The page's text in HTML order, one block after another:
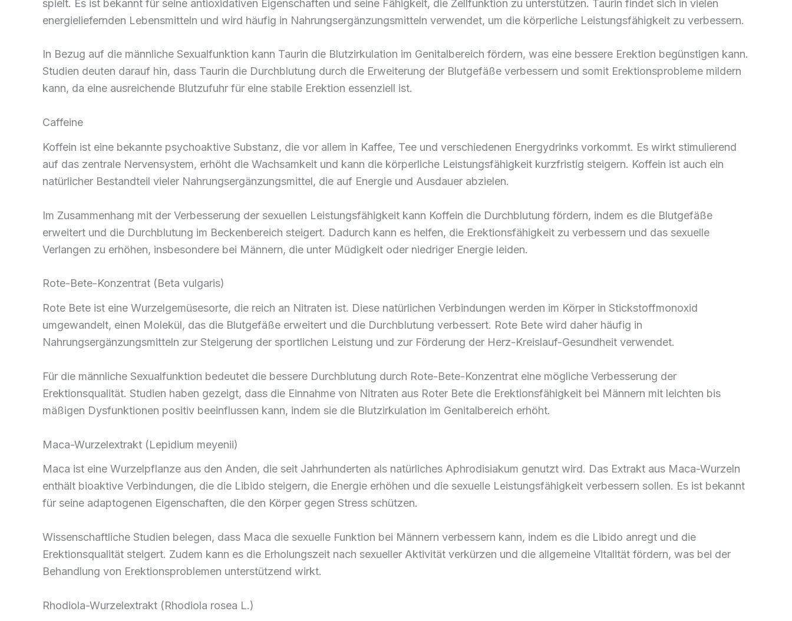
spielt. Es ist bekannt für seine antioxidativen Eigenschaften und seine Fähigkeit, die Zellfunktion zu unterstützen. Taurin findet sich in vielen
energieliefernden Lebensmitteln und wird häufig in Nahrungsergänzungsmitteln verwendet, um die körperliche Leistungsfähigkeit zu verbessern.
In Bezug auf die männliche Sexualfunktion kann Taurin die Blutzirkulation im Genitalbereich fördern, was eine bessere Erektion begünstigen kann.
Studien deuten darauf hin, dass Taurin die Durchblutung durch die Erweiterung der Blutgefäße verbessern und somit Erektionsprobleme mildern
kann, da eine ausreichende Blutzufuhr für eine stabile Erektion essenziell ist.
Caffeine
Koffein ist eine bekannte psychoaktive Substanz, die vor allem in Kaffee, Tee und verschiedenen Energydrinks vorkommt. Es wirkt stimulierend
auf das zentrale Nervensystem, erhöht die Wachsamkeit und kann die körperliche Leistungsfähigkeit kurzfristig steigern. Koffein ist auch ein
natürlicher Bestandteil vieler Nahrungsergänzungsmittel, die auf Energie und Ausdauer abzielen.
Im Zusammenhang mit der Verbesserung der sexuellen Leistungsfähigkeit kann Koffein die Durchblutung fördern, indem es die Blutgefäße
erweitert und die Durchblutung im Beckenbereich steigert. Dadurch kann es helfen, die Erektionsfähigkeit zu verbessern und das sexuelle
Verlangen zu erhöhen, insbesondere bei Männern, die unter Müdigkeit oder niedriger Energie leiden.
Rote-Bete-Konzentrat (Beta vulgaris)
Rote Bete ist eine Wurzelgemüsesorte, die reich an Nitraten ist. Diese natürlichen Verbindungen werden im Körper in Stickstoffmonoxid
umgewandelt, einen Molekül, das die Blutgefäße erweitert und die Durchblutung verbessert. Rote Bete wird daher häufig in
Nahrungsergänzungsmitteln zur Steigerung der sportlichen Leistung und zur Förderung der Herz-Kreislauf-Gesundheit verwendet.
Für die männliche Sexualfunktion bedeutet die bessere Durchblutung durch Rote-Bete-Konzentrat eine mögliche Verbesserung der
Erektionsqualität. Studien haben gezeigt, dass die Einnahme von Nitraten aus Roter Bete die Erektionsfähigkeit bei Männern mit leichten bis
mäßigen Dysfunktionen positiv beeinflussen kann, indem sie die Blutzirkulation im Genitalbereich erhöht.
Maca-Wurzelextrakt (Lepidium meyenii)
Maca ist eine Wurzelpflanze aus den Anden, die seit Jahrhunderten als natürliches Aphrodisiakum genutzt wird. Das Extrakt aus Maca-Wurzeln
enthält bioaktive Verbindungen, die die Libido steigern, die Energie erhöhen und die sexuelle Leistungsfähigkeit verbessern sollen. Es ist bekannt
für seine adaptogenen Eigenschaften, die den Körper gegen Stress schützen.
Wissenschaftliche Studien belegen, dass Maca die sexuelle Funktion bei Männern verbessern kann, indem es die Libido anregt und die
Erektionsqualität steigert. Zudem kann es die Erholungszeit nach sexueller Aktivität verkürzen und die allgemeine Vitalität fördern, was bei der
Behandlung von Erektionsproblemen unterstützend wirkt.
Rhodiola-Wurzelextrakt (Rhodiola rosea L.)